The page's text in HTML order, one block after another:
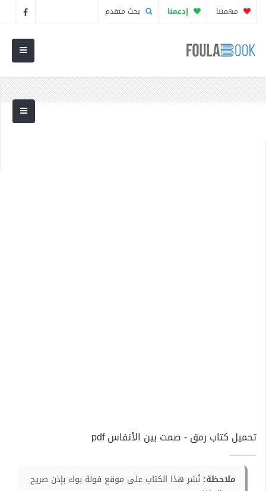
مهمتنا إدعمنا بحث متقدم
تحميل كتاب رمق - صمت بين الأنفاس pdf
ملاحظة: نُشر هذا الكتاب على موقع فولة بوك بإذن صريح